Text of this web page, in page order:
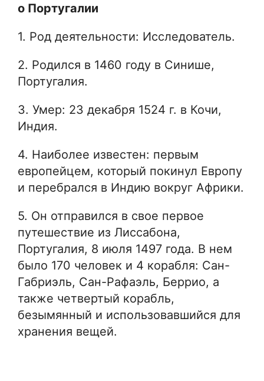
о Португалии
1. Род деятельности: Исследователь.
2. Родился в 1460 году в Синише,
Португалия.
3. Умер: 23 декабря 1524 г. в Кочи,
Индия.
4. Наиболее известен: первым
европейцем, который покинул Европу
и перебрался в Индию вокруг Африки.
5. Он отправился в свое первое
путешествие из Лиссабона,
Португалия, 8 июля 1497 года. В нем
было 170 человек и 4 корабля: Сан-
Габриэль, Сан-Рафаэль, Беррио, а
также четвертый корабль,
безымянный и использовавшийся для
хранения вещей.